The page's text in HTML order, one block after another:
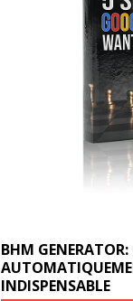
BHM GENERATOR:
INDISPENSABLE